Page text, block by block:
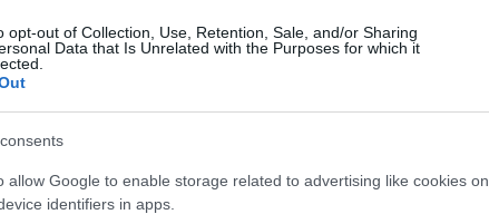
opt-out of Collection, Use, Retention, Sale, and/or Sharing
Data that Is Unrelated with the Purposes for which it
allow Google to enable storage related to advertising like cookies on
identifiers in apps.
jön szembe GSO-n vagy a social médiában.
a legjobbakat,